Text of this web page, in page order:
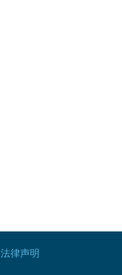
法律声明